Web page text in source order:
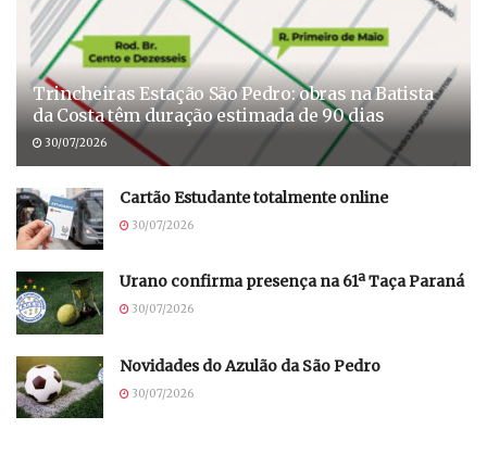
Trincheiras Estação São Pedro: obras na Batista
da Costa têm duração estimada de 90 dias
30/07/2026
Cartão Estudante totalmente online
30/07/2026
Urano confirma presença na 61ª Taça Paraná
30/07/2026
Novidades do Azulão da São Pedro
30/07/2026